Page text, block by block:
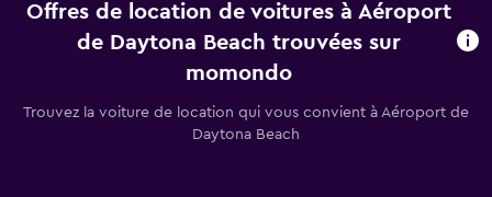
location.
Range:
chart
Offres de location de voitures à Aéroport
de Daytona Beach trouvées sur
momondo
Trouvez la voiture de location qui vous convient à Aéroport de
Daytona Beach